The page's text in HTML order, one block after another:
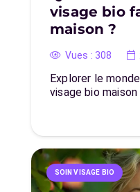
visage bio
maison ?
Vues : 308
Explorer le
visage bio
SOIN VISAGE BIO